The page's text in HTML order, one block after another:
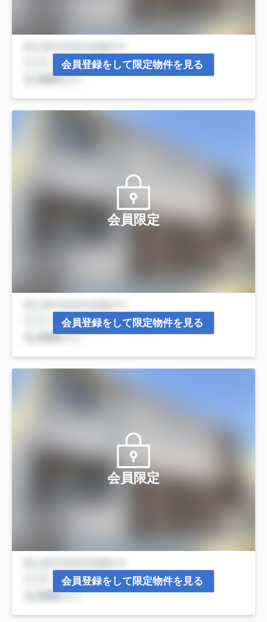
会員登録をして限定物件を見る
会員限定
会員登録をして限定物件を見る
会員限定
会員登録をして限定物件を見る